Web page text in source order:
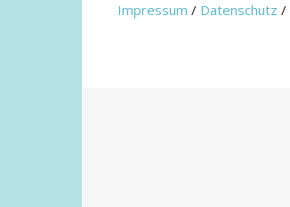
Impressum / Datenschutz /